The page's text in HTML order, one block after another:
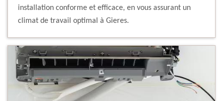
installation conforme et efficace, en vous assurant un
climat de travail optimal à Gieres.